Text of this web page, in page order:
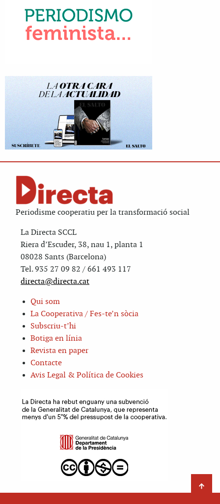
Periodisme cooperatiu per la transformació social
La Directa SCCL
Riera d’Escuder, 38, nau 1, planta 1
08028 Sants (Barcelona)
Tel. 935 27 09 82 / 661 493 117
directa@directa.cat
Qui som
La Cooperativa / Fes-te’n sòcia
Subscriu-t’hi
Botiga en línia
Revista en paper
Contacte
Avis Legal & Política de Cookies